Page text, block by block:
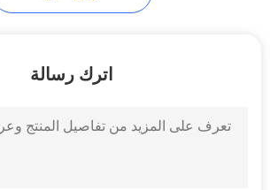
حوامل أدوات
اترك رسالة